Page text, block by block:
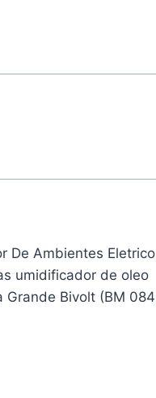
De Ambientes Eletrico
umidificador de oleo
Grande Bivolt (BM 084